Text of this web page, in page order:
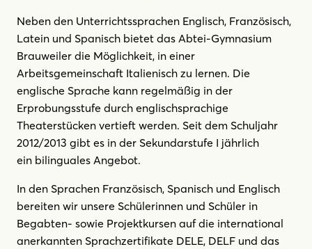
Neben den Unterrichtssprachen Englisch, Französisch,
Latein und Spanisch bietet das Abtei-Gymnasium
Brauweiler die Möglichkeit, in einer
Arbeitsgemeinschaft Italienisch zu lernen. Die
englische Sprache kann regelmäßig in der
Erprobungsstufe durch englischsprachige
Theaterstücken vertieft werden. Seit dem Schuljahr
2012/2013 gibt es in der Sekundarstufe I jährlich
ein bilinguales Angebot.
In den Sprachen Französisch, Spanisch und Englisch
bereiten wir unsere Schülerinnen und Schüler in
Begabten- sowie Projektkursen auf die international
anerkannten Sprachzertifikate DELE, DELF und das